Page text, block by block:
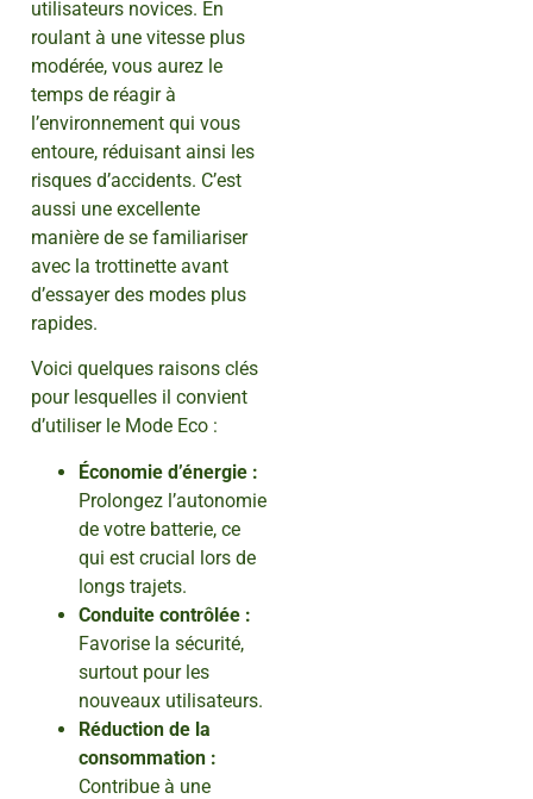
utilisateurs novices. En
roulant à une vitesse plus
modérée, vous aurez le
temps de réagir à
l’environnement qui vous
entoure, réduisant ainsi les
risques d’accidents. C’est
aussi une excellente
manière de se familiariser
avec la trottinette avant
d’essayer des modes plus
rapides.
Voici quelques raisons clés
pour lesquelles il convient
d’utiliser le Mode Eco :
Économie d’énergie :
Prolongez l’autonomie
de votre batterie, ce
qui est crucial lors de
longs trajets.
Conduite contrôlée :
Favorise la sécurité,
surtout pour les
nouveaux utilisateurs.
Réduction de la
consommation :
Contribue à une